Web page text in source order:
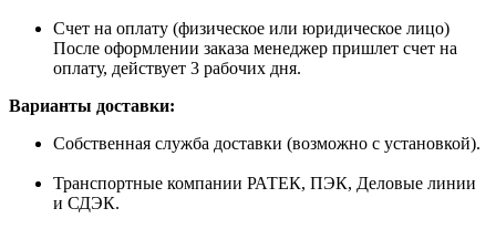
Счет на оплату (физическое или юридическое лицо)
После оформлении заказа менеджер пришлет счет на
оплату, действует 3 рабочих дня.
Варианты доставки:
Собственная служба доставки (возможно с установкой).
Транспортные компании РАТЕК, ПЭК, Деловые линии
и СДЭК.